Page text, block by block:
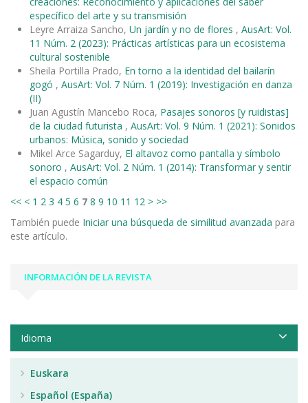
específico del arte y su transmisión
Leyre Arraiza Sancho, Un jardín y no de flores , AusArt: Vol.
11 Núm. 2 (2023): Prácticas artísticas para un ecosistema
cultural sostenible
Sheila Portilla Prado, En torno a la identidad del bailarín
gogó , AusArt: Vol. 7 Núm. 1 (2019): Investigación en danza
(II)
Juan Agustín Mancebo Roca, Pasajes sonoros [y ruidistas]
de la ciudad futurista , AusArt: Vol. 9 Núm. 1 (2021): Sonidos
urbanos: Música, sonido y sociedad
Mikel Arce Sagarduy, El altavoz como pantalla y símbolo
sonoro , AusArt: Vol. 2 Núm. 1 (2014): Transformar y sentir
el espacio común
<< < 1 2 3 4 5 6 7 8 9 10 11 12 > >>
También puede Iniciar una búsqueda de similitud avanzada para
este artículo.
INFORMACIÓN DE LA REVISTA
Idioma
Euskara
Español (España)